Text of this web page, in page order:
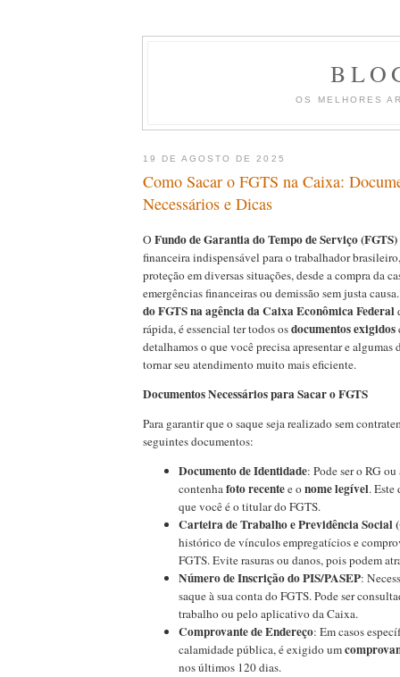
OS MELHORES
19 DE AGOSTO DE 2025
Como Sacar o FGTS na Caixa:
Necessários e Dicas
O Fundo de Garantia do Tempo de Serviço (FGTS)
financeira indispensável para o trabalhador
proteção em diversas situações, desde a compra da
emergências financeiras ou demissão sem justa
do FGTS na agência da Caixa Econômica Federal
rápida, é essencial ter todos osdocumentos exigidos
detalhamos o que você precisa apresentar e algumas
tornar seu atendimento muito mais eficiente.
Documentos Necessários para Sacar o FGTS
Para garantir que o saque seja realizado sem
seguintes documentos:
Documento de Identidade: Pode ser o RG
contenhafoto recentee onome legível. Este
que você é o titular do FGTS.
Carteira de Trabalho e Previdência Social
histórico de vínculos empregatícios e
FGTS. Evite rasuras ou danos, pois podem
Número de Inscrição do PIS/PASEP:
saque à sua conta do FGTS. Pode ser
trabalho ou pelo aplicativo da Caixa.
Comprovante de Endereço: Em casos
calamidade pública, é exigido um
nos últimos 120 dias.